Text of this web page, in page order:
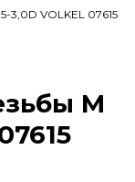
3,0D VOLKEL 07615
M